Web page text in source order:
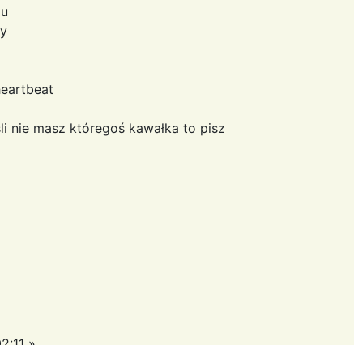
nie masz któregoś kawałka to pisz